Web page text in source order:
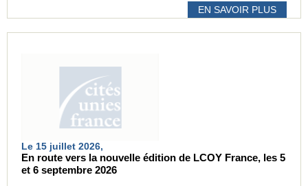
EN SAVOIR PLUS
Le 15 juillet 2026,
En route vers la nouvelle édition de LCOY France, les 5
et 6 septembre 2026